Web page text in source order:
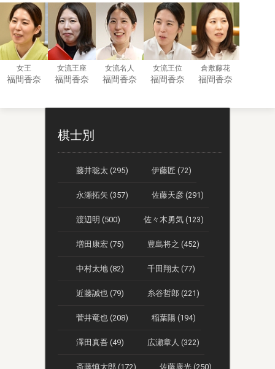
女王
福間香奈
女流王座
福間香奈
女流名人
福間香奈
女流王位
福間香奈
倉敷藤花
福間香奈
棋士別
藤井聡太 (295) 伊藤匠 (72)
永瀬拓矢 (357) 佐藤天彦 (291)
渡辺明 (500) 佐々木勇気 (123)
増田康宏 (75) 豊島将之 (452)
中村太地 (82) 千田翔太 (77)
近藤誠也 (79) 糸谷哲郎 (221)
菅井竜也 (208) 稲葉陽 (194)
澤田真吾 (49) 広瀬章人 (322)
斎藤慎太郎 (172) 佐藤康光 (250)